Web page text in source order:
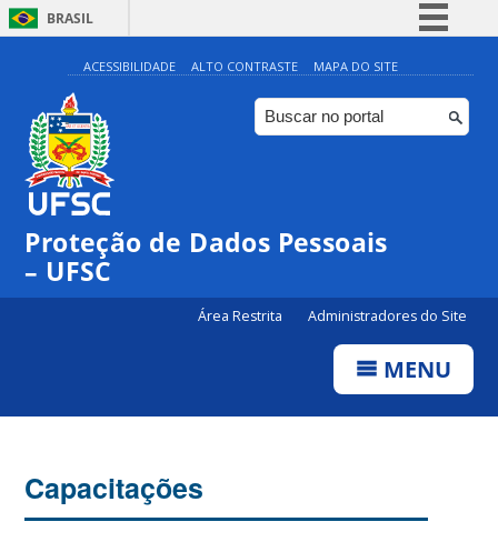
BRASIL
Simplifique!
Comunica BR
Participe
Canais
ACESSIBILIDADE ALTO CONTRASTE MAPA DO SITE
Proteção de Dados Pessoais
– UFSC
Área Restrita Administradores do Site
MENU
Capacitações